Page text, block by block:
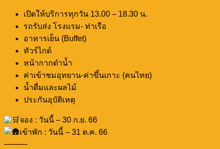
เปิดให้บริการทุกวัน 13.00 – 18.30 น.
รถรับส่ง โรงแรม- ท่าเรือ
อาหารเย็น (Buffet)
ทัวร์ไกด์
หน้ากากดำน้ำ
ค่าเข้าชมอุทยาน-ค่าขึ้นเกาะ (คนไทย)
น้ำดื่มและผลไม้
ประกันอุบัติเหตุ
จอง : วันนี้ – 30 ก.ย. 66
เข้าพัก : วันนี้ – 31 ต.ค. 66
———